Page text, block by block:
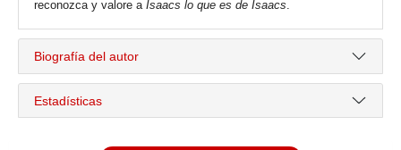
reconozca y valore aIsaacs lo que es de Isaacs.
Biografía del autor
Estadísticas